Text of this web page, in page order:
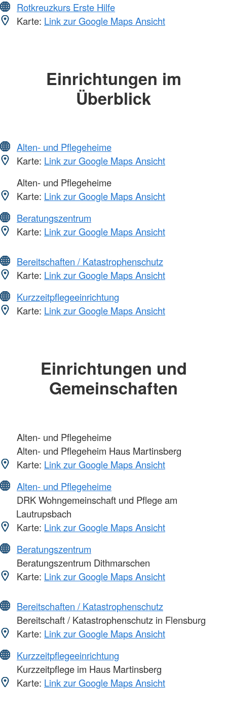
Rotkreuzkurs Erste Hilfe
Karte: Link zur Google Maps Ansicht
Einrichtungen im
Überblick
Alten- und Pflegeheime
Karte: Link zur Google Maps Ansicht
Alten- und Pflegeheime
Karte: Link zur Google Maps Ansicht
Beratungszentrum
Karte: Link zur Google Maps Ansicht
Bereitschaften / Katastrophenschutz
Karte: Link zur Google Maps Ansicht
Kurzzeitpflegeeinrichtung
Karte: Link zur Google Maps Ansicht
Einrichtungen und
Gemeinschaften
Alten- und Pflegeheime
Alten- und Pflegeheim Haus Martinsberg
Karte: Link zur Google Maps Ansicht
Alten- und Pflegeheime
DRK Wohngemeinschaft und Pflege am
Lautrupsbach
Karte: Link zur Google Maps Ansicht
Beratungszentrum
Beratungszentrum Dithmarschen
Karte: Link zur Google Maps Ansicht
Bereitschaften / Katastrophenschutz
Bereitschaft / Katastrophenschutz in Flensburg
Karte: Link zur Google Maps Ansicht
Kurzzeitpflegeeinrichtung
Kurzzeitpflege im Haus Martinsberg
Karte: Link zur Google Maps Ansicht